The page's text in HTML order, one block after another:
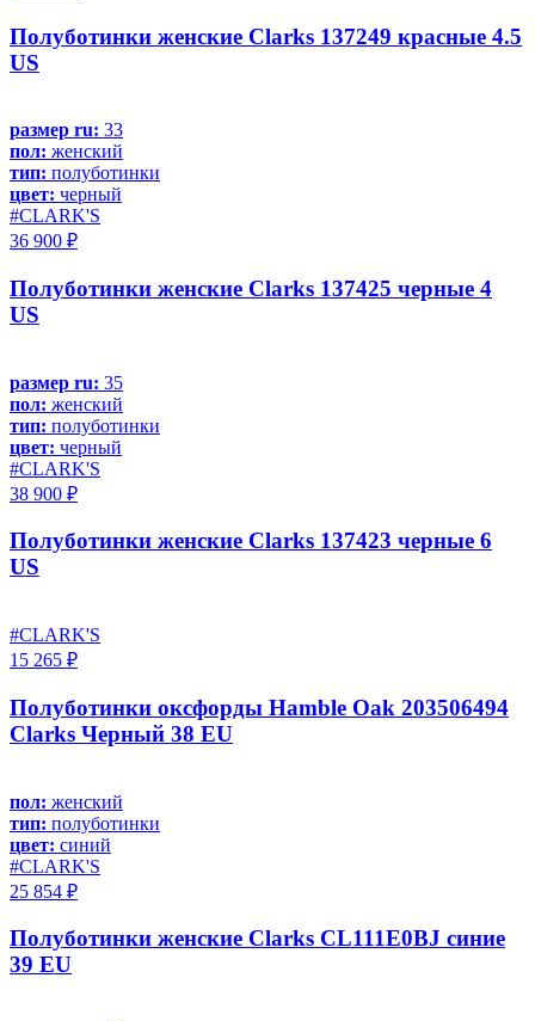
Полуботинки женские Clarks 137249 красные 4.5
US
размер ru: 33
пол: женский
тип: полуботинки
цвет: черный
#CLARK'S
36 900 ₽
Полуботинки женские Clarks 137425 черные 4
US
размер ru: 35
пол: женский
тип: полуботинки
цвет: черный
#CLARK'S
38 900 ₽
Полуботинки женские Clarks 137423 черные 6
US
#CLARK'S
15 265 ₽
Полуботинки оксфорды Hamble Oak 203506494
Clarks Черный 38 EU
пол: женский
тип: полуботинки
цвет: синий
#CLARK'S
25 854 ₽
Полуботинки женские Clarks CL111E0BJ синие
39 EU